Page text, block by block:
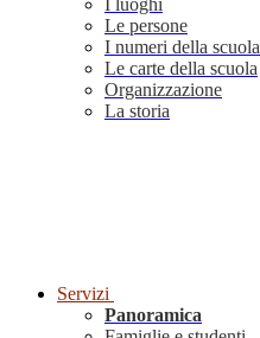
I luoghi
Le persone
I numeri della scuola
Le carte della scuola
Organizzazione
La storia
Servizi
Panoramica